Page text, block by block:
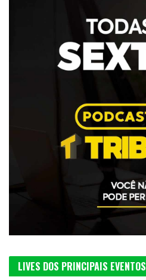
LIVES DOS PRINCIPAIS EVENTOS